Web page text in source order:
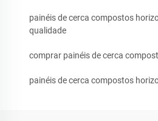
painéis de cerca compostos
qualidade
comprar painéis de cerca
painéis de cerca compostos